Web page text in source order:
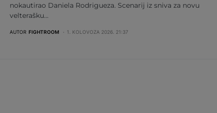
nokautirao Daniela Rodrigueza. Scenarij iz sniva za novu
velterašku…
AUTOR FIGHTROOM 1. KOLOVOZA 2026. 21:37